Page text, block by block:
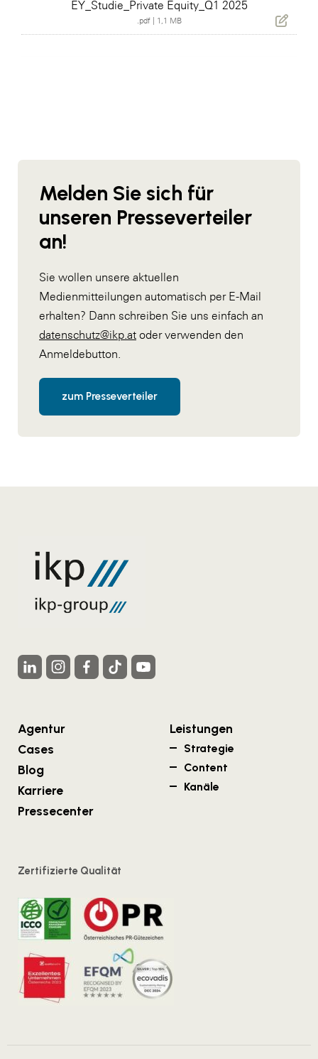
EY_Studie_Private Equity_Q1 2025
.pdf| 1,1 MB
Melden Sie sich für
unseren Presseverteiler
an!
Sie wollen unsere aktuellen
Medienmitteilungen automatisch per E-Mail
erhalten? Dann schreiben Sie uns einfach an
datenschutz@ikp.at oder verwenden den
Anmeldebutton.
zum Presseverteiler
Agentur
Cases
Blog
Karriere
Pressecenter
Leistungen
Strategie
Content
Kanäle
Zertifizierte Qualität